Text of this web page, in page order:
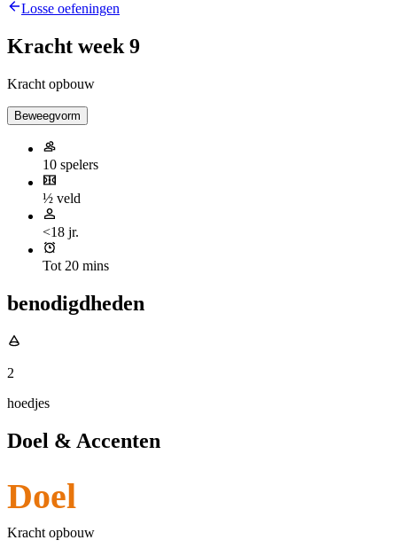
Losse oefeningen
Kracht week 9
Kracht opbouw
Beweegvorm
10 spelers
½ veld
<18 jr.
Tot 20 mins
benodigdheden
2
hoedjes
Doel & Accenten
Doel
Kracht opbouw